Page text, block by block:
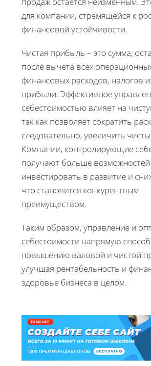
для компании, стремящейся к
финансовой устойчивости.
Чистая прибыль – это сумма,
после вычета всех
финансовых расходов, налогов
прибыли. Эффективное
себестоимостью влияет на
так как позволяет сократить
следовательно, увеличить
Компании, контролирующие
получают больше возможностей
инвестировать в развитие и
что становится конкурентным
преимуществом.
Таким образом, управление и
себестоимости напрямую
повышению валовой и чистой
улучшая рентабельность и
здоровье бизнеса в целом.